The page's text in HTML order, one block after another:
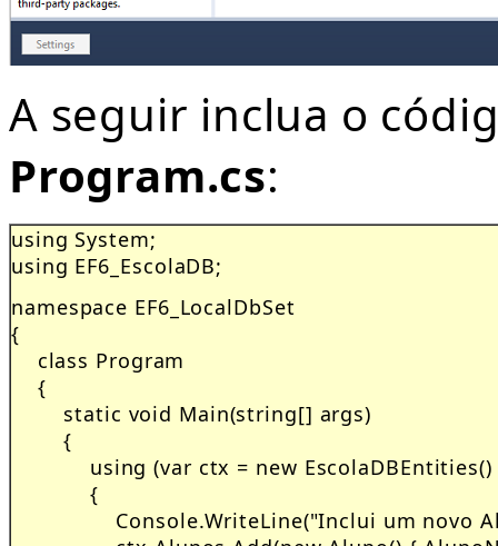
A seguir inclua o
Program.cs:
using System;
using EF6_EscolaDB;
namespace EF6_LocalDbSet
{
    class Program
    {
        static void Main(string[] args)
        {
using (var ctx = new EscolaDBEntities()
            {
Console.WriteLine("Inclui um